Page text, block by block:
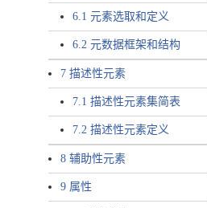
6.1 元素选取和定义
6.2 元数据框架和结构
7 描述性元素
7.1 描述性元素集简表
7.2 描述性元素定义
8 辅助性元素
9 属性